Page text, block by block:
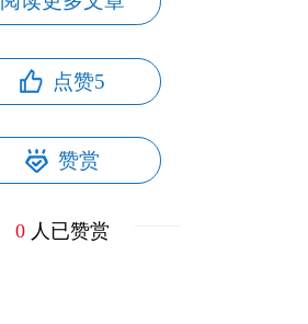
点赞5
赞赏
0人已赞赏